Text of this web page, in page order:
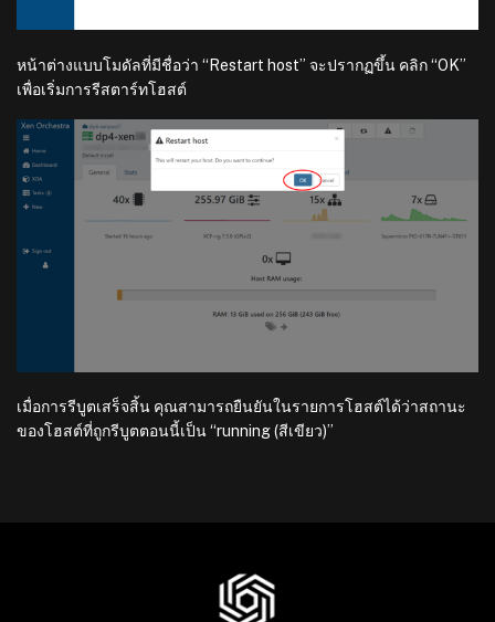
หน้าต่างแบบโมดัลที่มีชื่อว่า “Restart host” จะปรากฏขึ้น คลิก “OK”
เพื่อเริ่มการรีสตาร์ทโฮสต์
เมื่อการรีบูตเสร็จสิ้น คุณสามารถยืนยันในรายการโฮสต์ได้ว่าสถานะ
ของโฮสต์ที่ถูกรีบูตตอนนี้เป็น “running (สีเขียว)”